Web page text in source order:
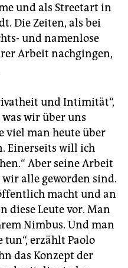
und als Streetart in
Die Zeiten, als bei
und namenlose
Arbeit nachgingen,
und Intimität“,
was wir über uns
viel man heute über
Einerseits will ich
Aber seine Arbeit
alle geworden sind.
macht und an
diese Leute vor. Man
Nimbus. Und man
erzählt Paolo
das Konzept der